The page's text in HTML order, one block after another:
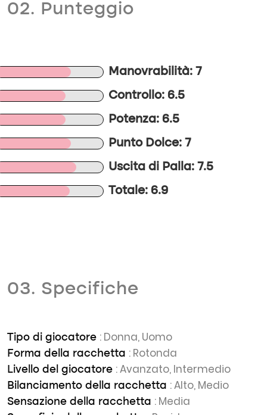
02. Punteggio
Manovrabilità: 7
Controllo: 6.5
Potenza: 6.5
Punto Dolce: 7
Uscita di Palla: 7.5
Totale: 6.9
03. Specifiche
Tipo di giocatore : Donna, Uomo
Forma della racchetta : Rotonda
Livello del giocatore : Avanzato, Intermedio
Bilanciamento della racchetta : Alto, Medio
Sensazione della racchetta : Media